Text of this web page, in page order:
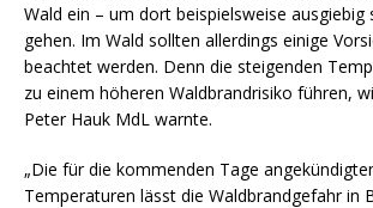
Wald ein – um dort beispielsweise ausgiebig
gehen. Im Wald sollten allerdings einige
beachtet werden. Denn die steigenden
zu einem höheren Waldbrandrisiko führen,
Peter Hauk MdL warnte.
„Die für die kommenden Tage
Temperaturen lässt die Waldbrandgefahr in